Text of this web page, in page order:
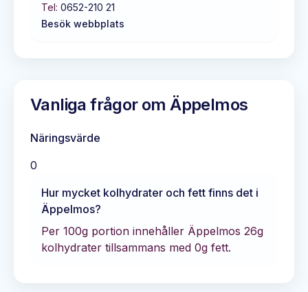
Tel: 0652-210 21
Besök webbplats
Vanliga frågor omÄppelmos
Näringsvärde
0
Hur mycket kolhydrater och fett finns det i
Äppelmos?
Per 100g portion innehåller Äppelmos 26g
kolhydrater tillsammans med 0g fett.